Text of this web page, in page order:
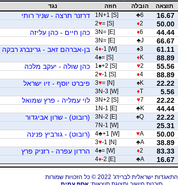
תוצאה הובלה חוזה
נגד
16.67
♣6
1N+1 [S] דרזנר תרצה - שניר רותי
50.00
♦2
2♥= [S]
44.44
♦6
3N= [E] כהן חיים - כהן עליזה
66.67
♣J
3N= [E]
61.11
♠3
4♦-1 [W] בן-אברהם זאב - גרינברג רבקה
88.89
♦K
4♠= [S]
55.56
♥2
1 ♠+2 [S] כהן שולה - יעקב מלכה
88.89
♦4
2♥-1 [S]
22.22
♠K
3♥= [N] פיברט יוסף - זיו ישראל
5.56
♦T
3N-3 [W]
22.22
♥7
3N+2 [S] לוי עמליה - פרץ שמואל
44.44
♣K
1N-1 [E]
22.22
♠Q
3N-2 [E] (רובוט) - שרון אביגדור
25.31
7N-1 [W]
50.00
♥A
4♣+1 [W] (רובוט) - גורביץ פנינה
38.89
♣A
3♥-1 [N]
83.33
♦2
4♠= [W] הרדון עפרה - רזניק פרץ
16.67
♣A
4♦-2 [E]
התאגדות ישראלית לברידג' 2022 © כל הזכויות שמורות